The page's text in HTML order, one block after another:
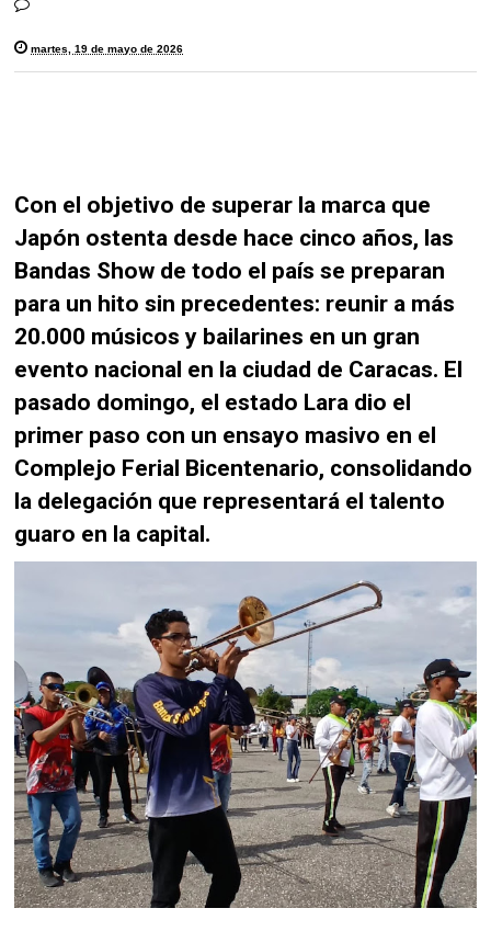
martes, 19 de mayo de 2026
Con el objetivo de superar la marca que
Japón ostenta desde hace cinco años, las
Bandas Show de todo el país se preparan
para un hito sin precedentes: reunir a más
20.000 músicos y bailarines en un gran
evento nacional en la ciudad de Caracas. El
pasado domingo, el estado Lara dio el
primer paso con un ensayo masivo en el
Complejo Ferial Bicentenario, consolidando
la delegación que representará el talento
guaro en la capital.